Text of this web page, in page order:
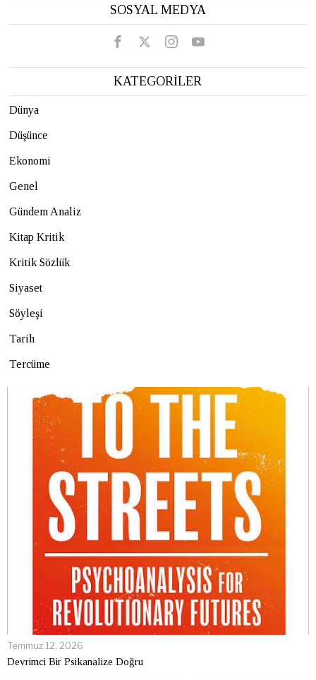
SOSYAL MEDYA
KATEGORİLER
Dünya
Düşünce
Ekonomi
Genel
Gündem Analiz
Kitap Kritik
Kritik Sözlük
Siyaset
Söyleşi
Tarih
Tercüme
Temmuz 12, 2026
Devrimci Bir Psikanalize Doğru